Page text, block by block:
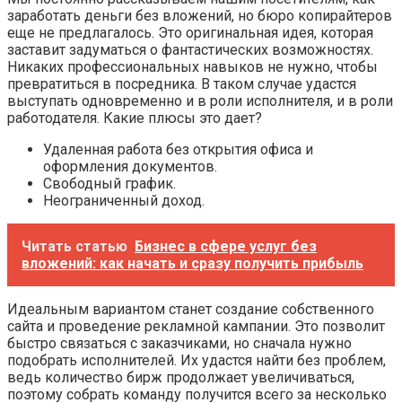
заработать деньги без вложений, но бюро копирайтеров
еще не предлагалось. Это оригинальная идея, которая
заставит задуматься о фантастических возможностях.
Никаких профессиональных навыков не нужно, чтобы
превратиться в посредника. В таком случае удастся
выступать одновременно и в роли исполнителя, и в роли
работодателя. Какие плюсы это дает?
Удаленная работа без открытия офиса и
оформления документов.
Свободный график.
Неограниченный доход.
Читать статью Бизнес в сфере услуг без
вложений: как начать и сразу получить прибыль
Идеальным вариантом станет создание собственного
сайта и проведение рекламной кампании. Это позволит
быстро связаться с заказчиками, но сначала нужно
подобрать исполнителей. Их удастся найти без проблем,
ведь количество бирж продолжает увеличиваться,
поэтому собрать команду получится всего за несколько